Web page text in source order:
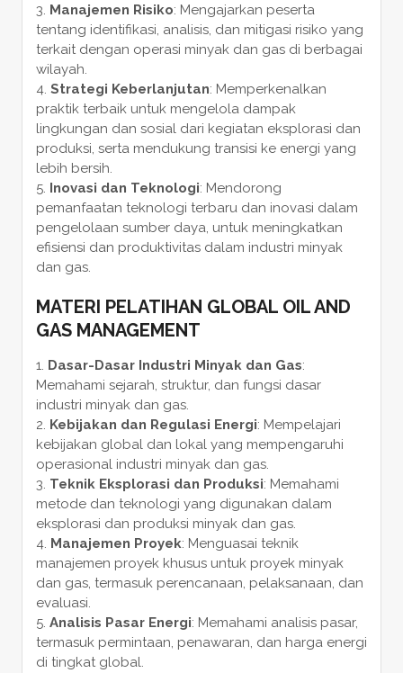
Manajemen Risiko: Mengajarkan peserta
tentang identifikasi, analisis, dan mitigasi risiko yang
terkait dengan operasi minyak dan gas di berbagai
wilayah.
Strategi Keberlanjutan: Memperkenalkan
praktik terbaik untuk mengelola dampak
lingkungan dan sosial dari kegiatan eksplorasi dan
produksi, serta mendukung transisi ke energi yang
lebih bersih.
Inovasi dan Teknologi: Mendorong
pemanfaatan teknologi terbaru dan inovasi dalam
pengelolaan sumber daya, untuk meningkatkan
efisiensi dan produktivitas dalam industri minyak
dan gas.
MATERI PELATIHAN GLOBAL OIL AND
GAS MANAGEMENT
Dasar-Dasar Industri Minyak dan Gas:
Memahami sejarah, struktur, dan fungsi dasar
industri minyak dan gas.
Kebijakan dan Regulasi Energi: Mempelajari
kebijakan global dan lokal yang mempengaruhi
operasional industri minyak dan gas.
Teknik Eksplorasi dan Produksi: Memahami
metode dan teknologi yang digunakan dalam
eksplorasi dan produksi minyak dan gas.
Manajemen Proyek: Menguasai teknik
manajemen proyek khusus untuk proyek minyak
dan gas, termasuk perencanaan, pelaksanaan, dan
evaluasi.
Analisis Pasar Energi: Memahami analisis pasar,
termasuk permintaan, penawaran, dan harga energi
di tingkat global.